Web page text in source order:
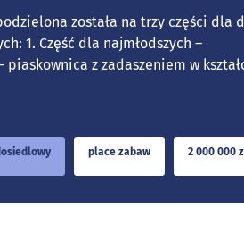
została na trzy części dla
1. Część dla najmłodszych –
z zadaszeniem w
place zabaw 2 000 000